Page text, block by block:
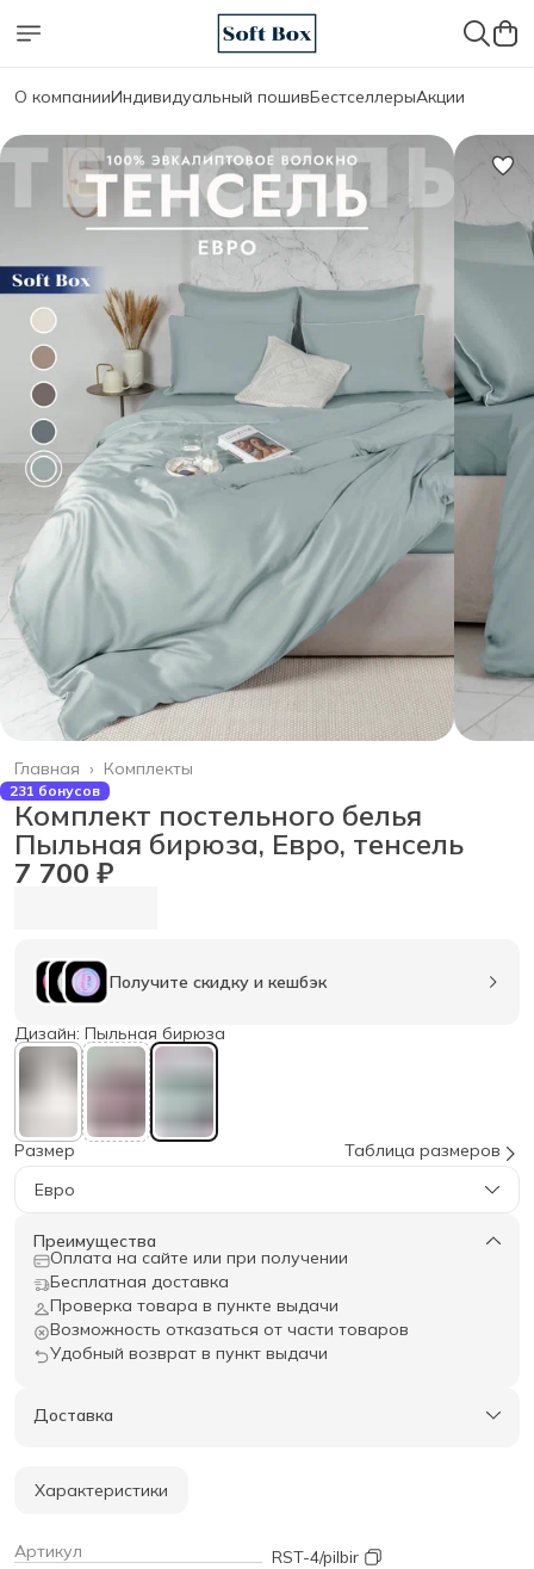
О компанииИндивидуальный пошивБестселлерыАкции
Комплекты
Главная ›
231 бонусов
Комплект постельного белья
Пыльная бирюза, Евро, тенсель
7 700 ₽
Получите скидку и кешбэк
Дизайн: Пыльная бирюза
Размер
Таблица размеров
Евро
Преимущества
Оплата на сайте или при получении
Бесплатная доставка
Проверка товара в пункте выдачи
Возможность отказаться от части товаров
Удобный возврат в пункт выдачи
Доставка
Характеристики
Артикул
RST-4/pilbir